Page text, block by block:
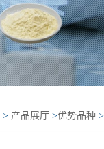
> 产品展厅 >优势品种 >